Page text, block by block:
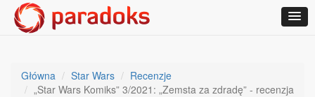
Główna Star Wars
Recenzje
„Star Wars Komiks” 3/2021: „Zemsta za zdradę” - recenzja